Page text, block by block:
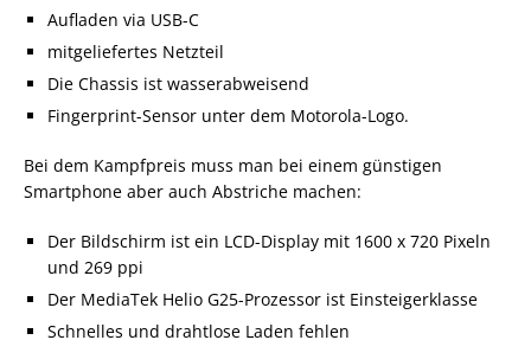
Aufladen via USB-C
mitgeliefertes Netzteil
Die Chassis ist wasserabweisend
Fingerprint-Sensor unter dem Motorola-Logo.
Bei dem Kampfpreis muss man bei einem günstigen
Smartphone aber auch Abstriche machen:
Der Bildschirm ist ein LCD-Display mit 1600 x 720 Pixeln
und 269 ppi
Der MediaTek Helio G25-Prozessor ist Einsteigerklasse
Schnelles und drahtlose Laden fehlen